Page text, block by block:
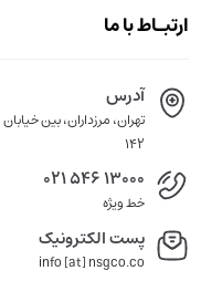
ارتبـاط با ما
آدرس
تهران، مرزداران، بین
142
021 546 13000
خط ویژه
پست الکترونیک
info [at] nsgco.co